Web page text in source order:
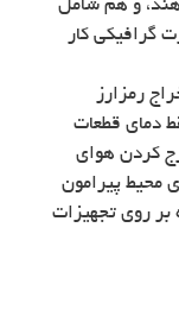
و هم شامل
گرافیکی کار
رمزارز
دمای قطعات
کردن هوای
محیط پیرامون
روی تجهیزات